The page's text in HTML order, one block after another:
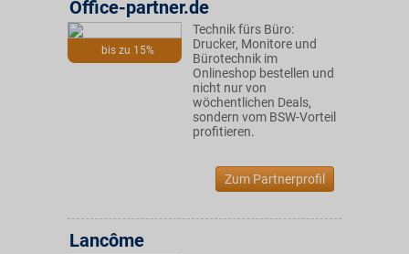
bis zu 15%
Office-partner.de
Technik fürs Büro:
Drucker, Monitore und
Bürotechnik im
Onlineshop bestellen und
nicht nur von
wöchentlichen Deals,
sondern vom BSW-Vorteil
profitieren.
Zum Partnerprofil
Lancôme